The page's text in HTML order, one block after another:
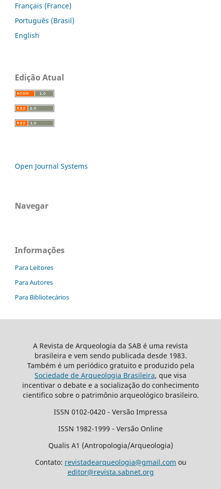
Français (France)
Português (Brasil)
English
Edição Atual
Open Journal Systems
Navegar
Informações
Para Leitores
Para Autores
Para Bibliotecários
A Revista de Arqueologia da SAB é uma revista
brasileira e vem sendo publicada desde 1983.
Também é um periódico gratuito e produzido pela
Sociedade de Arqueologia Brasileira, que visa
incentivar o debate e a socialização do conhecimento
cientifico sobre o patrimônio arqueológico brasileiro.
ISSN 0102-0420 - Versão Impressa
ISSN 1982-1999 - Versão Online
Qualis A1 (Antropologia/Arqueologia)
Contato: revistadearqueologia@gmail.com ou
editor@revista.sabnet.org